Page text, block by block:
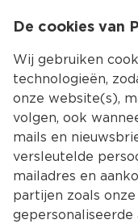
Terug
De cookies van
Wij gebruiken
technologieën,
onze website(s),
volgen, ook
mails en
versleutelde
mailadres en
partijen zoals